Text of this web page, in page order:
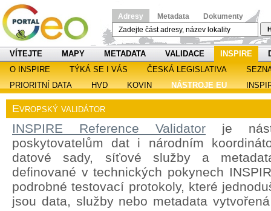
Adresy Metadata Dokumenty
VÍTEJTE MAPY METADATA VALIDACE INSPIRE
O INSPIRE
TÝKÁ SE I VÁS ČESKÁ LEGISLATIVA
PRIORITNÍ DATA
HVD KOVIN NÁSTROJE EU
Evropský validátor
INSPIRE Reference Validator je
poskytovatelům dat i národním
datové sady, síťové služby a
definované v technických pokynech
podrobné testovací protokoly, které
jsou data, služby nebo metadata